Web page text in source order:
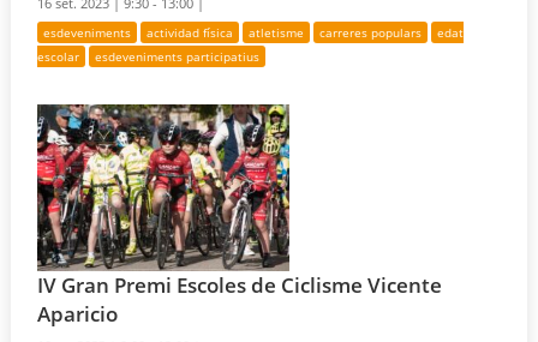
esdeveniments actividad física atletisme carreres populars
edat
escolar
esdeveniments participatius
IV Gran Premi Escoles de Ciclisme Vicente
Aparicio